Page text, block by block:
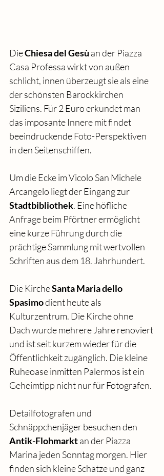
Die Chiesa del Gesù an der Piazza
Casa Professa wirkt von außen
schlicht, innen überzeugt sie als eine
der schönsten Barockkirchen
Siziliens. Für 2 Euro erkundet man
das imposante Innere mit findet
beeindruckende Foto-Perspektiven
in den Seitenschiffen.
Um die Ecke im Vicolo San Michele
Arcangelo liegt der Eingang zur
Stadtbibliothek. Eine höfliche
Anfrage beim Pförtner ermöglicht
eine kurze Führung durch die
prächtige Sammlung mit wertvollen
Schriften aus dem 18. Jahrhundert.
Die Kirche Santa Maria dello
Spasimo dient heute als
Kulturzentrum. Die Kirche ohne
Dach wurde mehrere Jahre renoviert
und ist seit kurzem wieder für die
Öffentlichkeit zugänglich. Die kleine
Ruheoase inmitten Palermos ist ein
Geheimtipp nicht nur für Fotografen.
Detailfotografen und
Schnäppchenjäger besuchen den
Antik-Flohmarkt an der Piazza
Marina jeden Sonntag morgen. Hier
finden sich kleine Schätze und ganz